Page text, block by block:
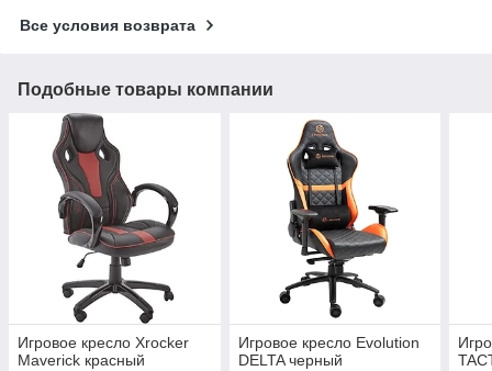
Все условия возврата
Подобные товары компании
Игровое кресло Xrocker
Maverick красный
Игровое кресло Evolution
DELTA черный